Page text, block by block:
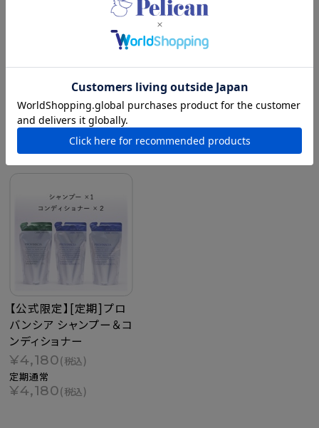
コメントを書く
最近チェックした商品
【公式限定】[定期]プロ
バンシア シャンプー＆コ
ンディショナー
¥4,180(税込)
定期通常
¥4,180(税込)